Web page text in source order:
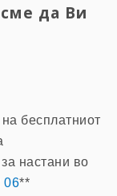
да Ви
бесплатниот
за настани во
06**